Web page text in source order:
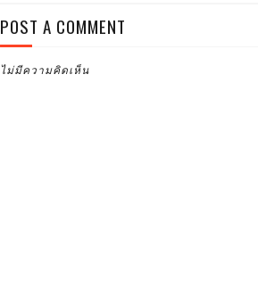
POST A COMMENT
ไม่มีความคิดเห็น